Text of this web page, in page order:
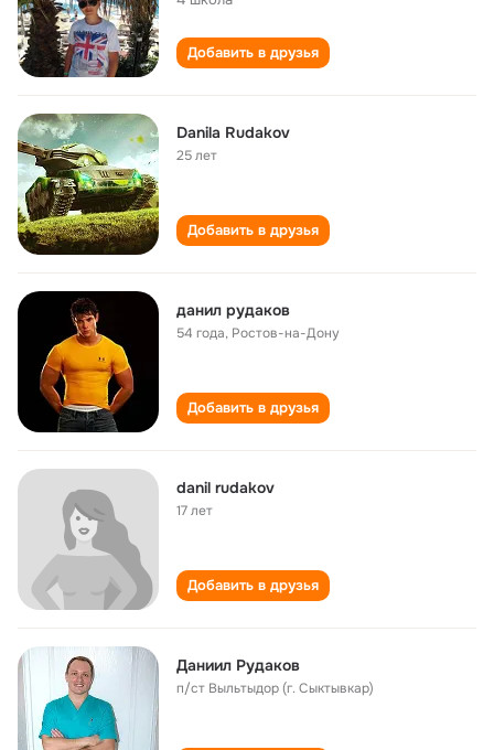
Добавить в друзья
Danila Rudakov
25 лет
Добавить в друзья
данил рудаков
54 года, Ростов-на-Дону
Добавить в друзья
danil rudakov
17 лет
Добавить в друзья
Даниил Рудаков
п/ст Выльтыдор (г. Сыктывкар)